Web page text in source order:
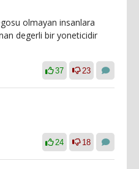
olmayan insanlara
degerli bir yoneticidir
37 23
24 18